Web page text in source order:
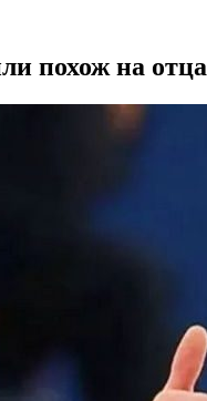
похож на отца